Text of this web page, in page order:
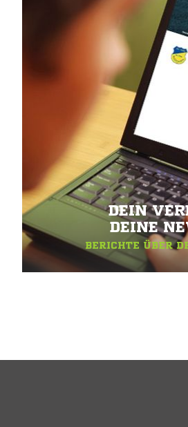
DEIN
DEINE
BERICHTE ÜBER